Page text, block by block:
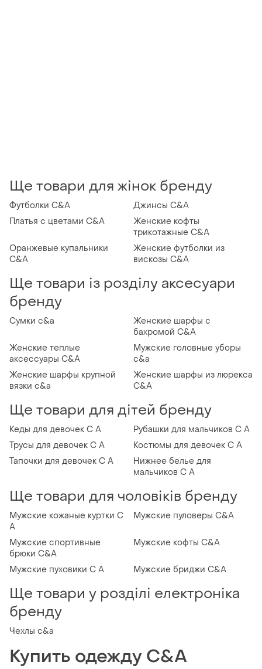
Ще товари для жінок бренду
Футболки C&A
Джинсы C&A
Платья с цветами C&A
Женские кофты
трикотажные C&A
Оранжевые купальники
C&A
Женские футболки из
вискозы C&A
Ще товари із розділу аксесуари
бренду
Сумки c&a
Женские шарфы с
бахромой C&A
Женские теплые
аксессуары C&A
Мужские головные уборы
c&a
Женские шарфы крупной
вязки c&a
Женские шарфы из люрекса
C&A
Ще товари для дітей бренду
Кеды для девочек C A
Рубашки для мальчиков C A
Трусы для девочек C A
Костюмы для девочек C A
Тапочки для девочек C A
Нижнее белье для
мальчиков C A
Ще товари для чоловіків бренду
Мужские кожаные куртки C
A
Мужские пуловеры C&A
Мужские спортивные
брюки C&A
Мужские кофты C&A
Мужские пуховики C A Мужские бриджи C&A
Ще товари у розділі електроніка
бренду
Чехлы c&a
Купить одежду C&A